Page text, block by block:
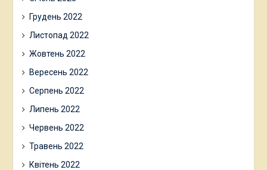
Грудень 2022
Листопад 2022
Жовтень 2022
Вересень 2022
Серпень 2022
Липень 2022
Червень 2022
Травень 2022
Квітень 2022